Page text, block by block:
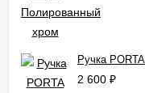
Ручка
2 600 ₽